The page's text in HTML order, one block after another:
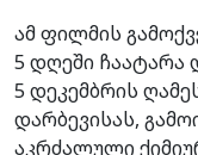
ამ ფილმის
5 დღეში ჩაატარა
5 დეკემბრის
დარბევისას,
აკრძალული